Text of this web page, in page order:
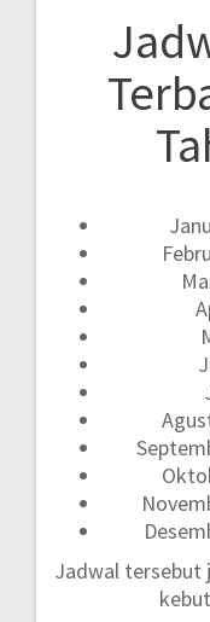
Jadwal tersebut